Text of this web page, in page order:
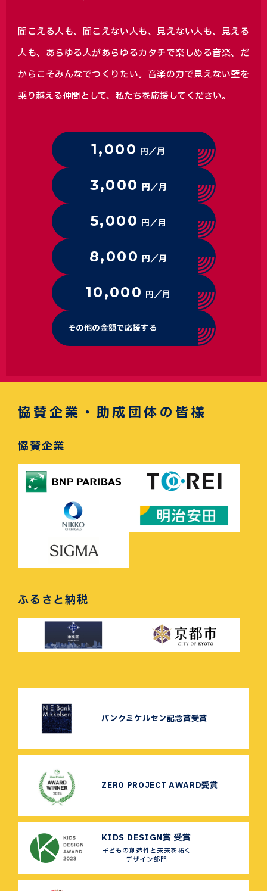
聞こえる人も、聞こえない人も、見えない人も、見える
人も、あらゆる人があらゆるカタチで楽しめる音楽、 だ
からこそみんなでつくりたい。音楽の力で見えない壁を
乗り越える仲間として、私たちを応援してください。
1,000 円／月
3,000 円／月
5,000 円／月
8,000 円／月
10,000 円／月
その他の金額で応援する
協賛企業・助成団体の皆様
協賛企業
ふるさと納税
バンクミケルセン記念賞受賞
ZERO PROJECT AWARD受賞
KIDS DESIGN賞 受賞
子どもの創造性と未来を拓く
デザイン部門